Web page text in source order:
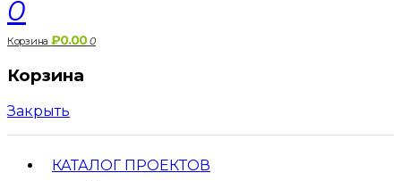
0
Корзина ₽0.000
Корзина
Закрыть
КАТАЛОГ ПРОЕКТОВ